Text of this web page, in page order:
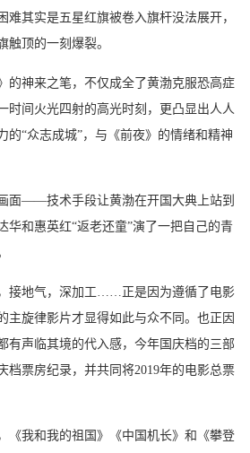
难其实是五星红旗被卷入旗杆没法展开，
触顶的一刻爆裂。
的神来之笔，不仅成全了黄渤克服恐高症
时间火光四射的高光时刻，更凸显出人人
的“众志成城”，与《前夜》的情绪和精神
面——技术手段让黄渤在开国大典上站到
华和惠英红“返老还童”演了一把自己的青
接地气，深加工……正是因为遵循了电影
主旋律影片才显得如此与众不同。也正因
有声临其境的代入感，今年国庆档的三部
档票房纪录，并共同将2019年的电影总票
《我和我的祖国》《中国机长》和《攀登